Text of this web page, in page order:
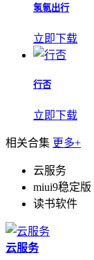
氢氪出行
立即下载
行否
立即下载
相关合集 更多+
云服务
miui9稳定版
读书软件
云服务